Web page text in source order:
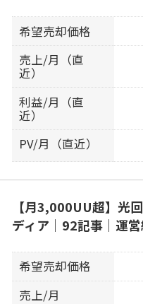
希望売却価格
売上/月（直
近）
利益/月（直
近）
PV/月（直近）
【月3,000UU超】光
ディア｜92記事｜運
希望売却価格
売上/月